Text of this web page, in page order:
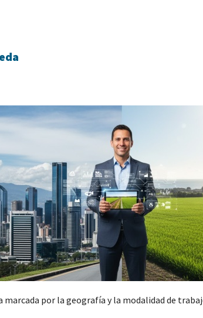
por la geografía y la modalidad de